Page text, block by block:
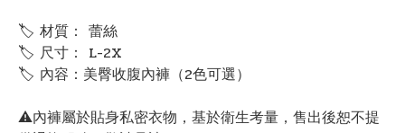
🏷 材質： 蕾絲
🏷 尺寸： L-2X
🏷 內容：美臀收腹內褲（2色可選）
⚠️內褲屬於貼身私密衣物，基於衛生考量，售出後恕不提